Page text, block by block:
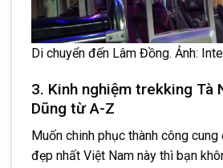
Di chuyển đến Lâm Đồng. Ảnh:
3. Kinh nghiệm trekking Tà
Dũng từ A-Z
Muốn chinh phục thành công
đẹp nhất Việt Nam này thì bạn